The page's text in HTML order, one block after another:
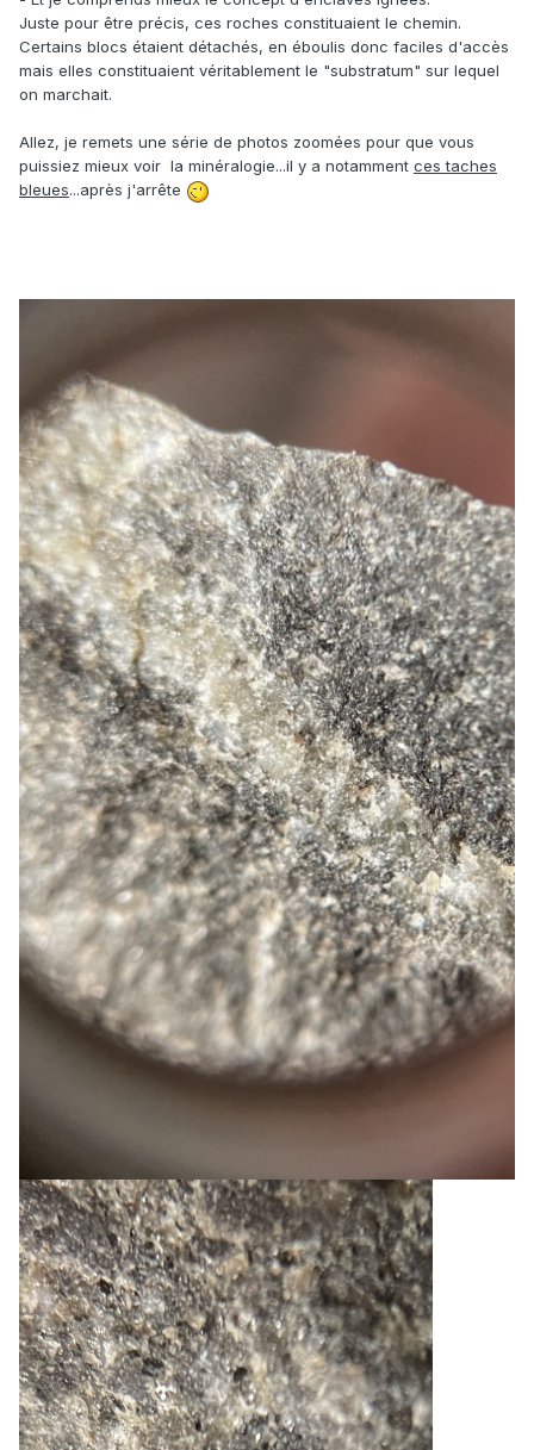
Juste pour être précis, ces roches constituaient le chemin.
Certains blocs étaient détachés, en éboulis donc faciles d'accès
mais elles constituaient véritablement le "substratum" sur lequel
on marchait.
Allez, je remets une série de photos zoomées pour que vous
puissiez mieux voir la minéralogie...il y a notamment ces taches
bleues...après j'arrête